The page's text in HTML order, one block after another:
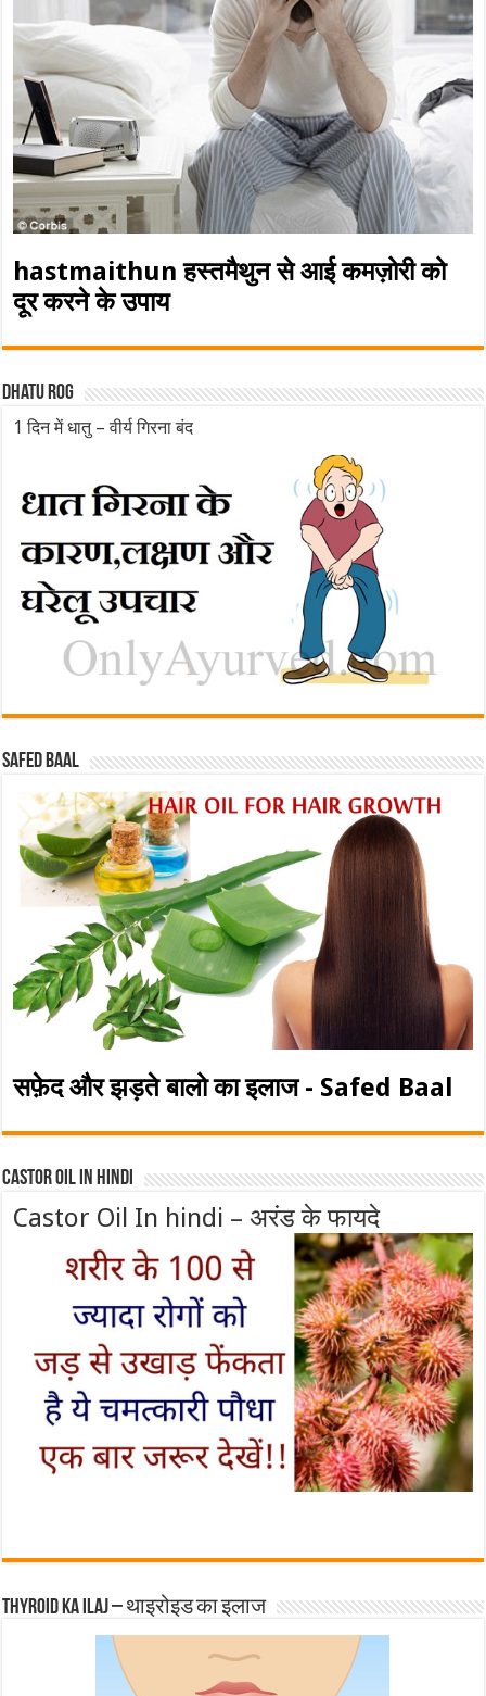
hastmaithun हस्तमैथुन से आई कमज़ोरी को
दूर करने के उपाय
Dhatu rog
1 दिन में धातु – वीर्य गिरना बंद
Safed baal
सफ़ेद और झड़ते बालो का इलाज - Safed Baal
Castor Oil In Hindi
Castor Oil In hindi – अरंड के फायदे
Thyroid ka ilaj – थाइरोइड का इलाज